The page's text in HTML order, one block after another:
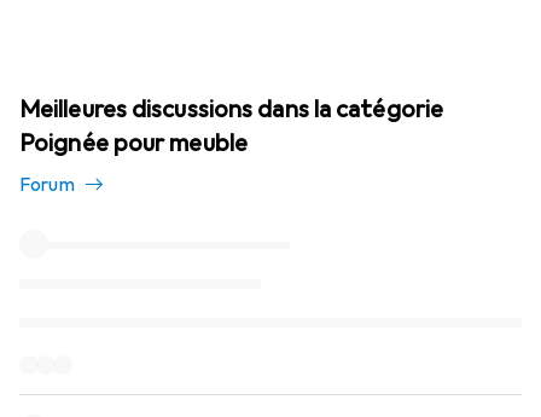
Meilleures discussions dans la catégorie
Poignée pour meuble
Forum